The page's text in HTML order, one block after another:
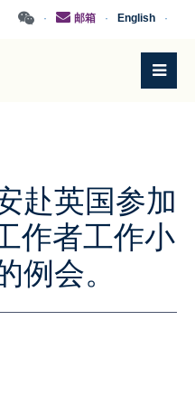
·
English
·
邮箱
·
赴英国参加
作者工作小
例会。